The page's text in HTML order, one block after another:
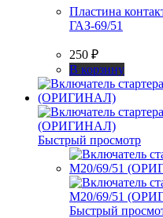
Пластина
ГАЗ-69/51
250 ₽
В корзину
Быстрый просмотр
Быстрый